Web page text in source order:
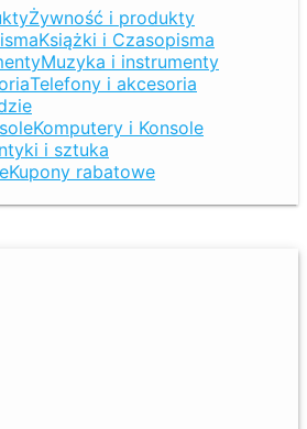
Żywność i produkty
Książki i Czasopisma
Muzyka i instrumenty
Telefony i akcesoria
Komputery i Konsole
i sztuka
Kupony rabatowe